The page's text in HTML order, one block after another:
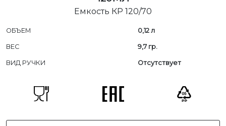
Емкость КР 120/70
ОБЪЕМ 0,12 л
ВЕС 9,7 гр.
ВИД РУЧКИ Отсутствует